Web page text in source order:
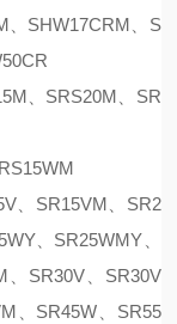
、SHW17CRM、S
、SRS20M、SR
、SR15VM、SR2
、SR25WMY、
、SR30V、SR30V
、SR45W、SR55